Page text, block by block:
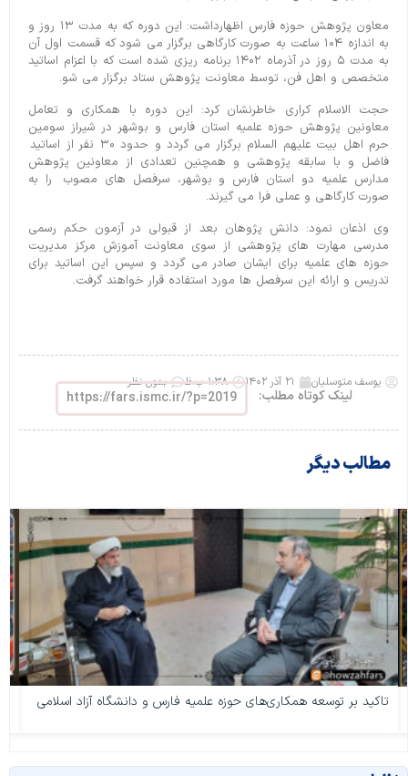
معاون پژوهش حوزه فارس اظهارداشت: این دوره که به مدت ۱۳ روز و
به اندازه ۱۰۴ ساعت به صورت کارگاهی برگزار می شود که قسمت اول آن
به مدت ۵ روز در آذرماه ۱۴۰۲ برنامه ریزی شده است که با اعزام اساتید
متخصص و اهل فن، توسط معاونت پژوهش ستاد برگزار می شو.
حجت الاسلام کراری خاطرنشان کرد: این دوره با همکاری و تعامل
معاونین پژوهش حوزه علمیه استان فارس و بوشهر در شیراز سومین
حرم اهل بیت علیهم السلام برگزار می گردد و حدود ۳۰ نفر از اساتید
فاضل و با سابقه پژوهشی و همچنین تعدادی از معاونین پژوهش
مدارس علمیه دو استان فارس و بوشهر، سرفصل های مصوب را به
صورت کارگاهی و عملی فرا می گیرند.
وی اذعان نمود: دانش پژوهان بعد از قبولی در آزمون حکم رسمی
مدرسی مهارت های پژوهشی از سوی معاونت آموزش مرکز مدیریت
حوزه های علمیه برای ایشان صادر می گردد و سپس این اساتید برای
تدریس و ارائه این سرفصل ها مورد استفاده قرار خواهند گرفت.
یوسف متوسلیان ۲۱ آذر ۱۴۰۲ ۱:۳۸ ب.ظ بدون نظر
لینک کوتاه مطلب: https://fars.ismc.ir/?p=2019
مطالب دیگر
تاکید بر توسعه همکاری‌های حوزه علمیه فارس و دانشگاه آزاد اسلامی